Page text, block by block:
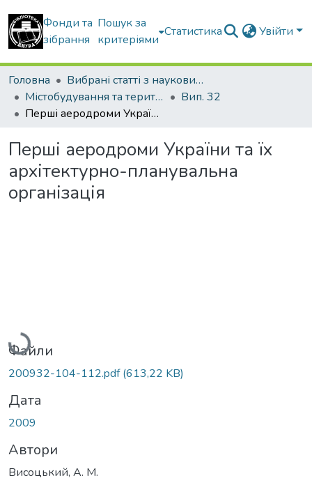
Фонди та
зібрання
Пошук за
критеріями
Статистика Увійти
Головна
Вибрані статті з наукових збірників КНУБА
Містобудування та територіальне планування
Вип. 32
Перші аеродроми України та їх архітектурно-планувальна організація
Перші аеродроми України та їх
архітектурно-планувальна
організація
Вантажиться...
Файли
200932-104-112.pdf(613,22 KB)
Дата
2009
Автори
Висоцький, А. М.